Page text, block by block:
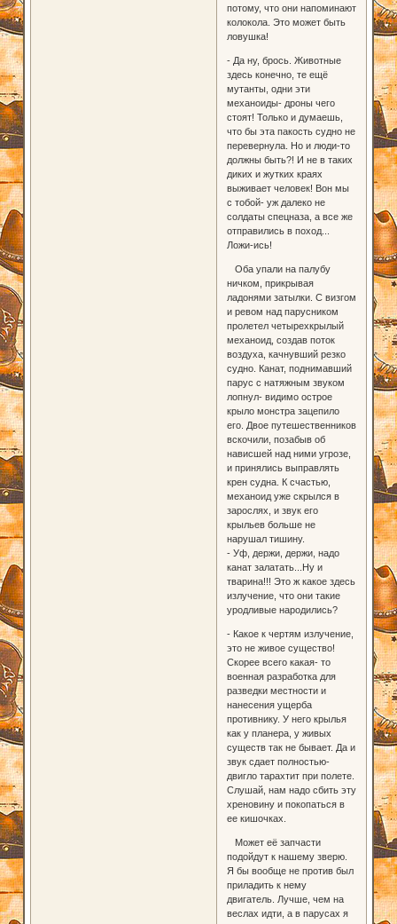
потому, что они напоминают
колокола. Это может быть
ловушка!
- Да ну, брось. Животные
здесь конечно, те ещё
мутанты, одни эти
механоиды- дроны чего
стоят! Только и думаешь,
что бы эта пакость судно не
перевернула. Но и люди-то
должны быть?! И не в таких
диких и жутких краях
выживает человек! Вон мы
с тобой- уж далеко не
солдаты спецназа, а все же
отправились в поход...
Ложи-ись!
Оба упали на палубу
ничком, прикрывая
ладонями затылки. С визгом
и ревом над парусником
пролетел четырехкрылый
механоид, создав поток
воздуха, качнувший резко
судно. Канат, поднимавший
парус с натяжным звуком
лопнул- видимо острое
крыло монстра зацепило
его. Двое путешественников
вскочили, позабыв об
нависшей над ними угрозе,
и принялись выправлять
крен судна. К счастью,
механоид уже скрылся в
зарослях, и звук его
крыльев больше не
нарушал тишину.
- Уф, держи, держи, надо
канат залатать...Ну и
тварина!!! Это ж какое здесь
излучение, что они такие
уродливые народились?
- Какое к чертям излучение,
это не живое существо!
Скорее всего какая- то
военная разработка для
разведки местности и
нанесения ущерба
противнику. У него крылья
как у планера, у живых
существ так не бывает. Да и
звук сдает полностью-
двигло тарахтит при полете.
Слушай, нам надо сбить эту
хреновину и покопаться в
ее кишочках.
Может её запчасти
подойдут к нашему зверю.
Я бы вообще не против был
приладить к нему
двигатель. Лучше, чем на
веслах идти, а в парусах я